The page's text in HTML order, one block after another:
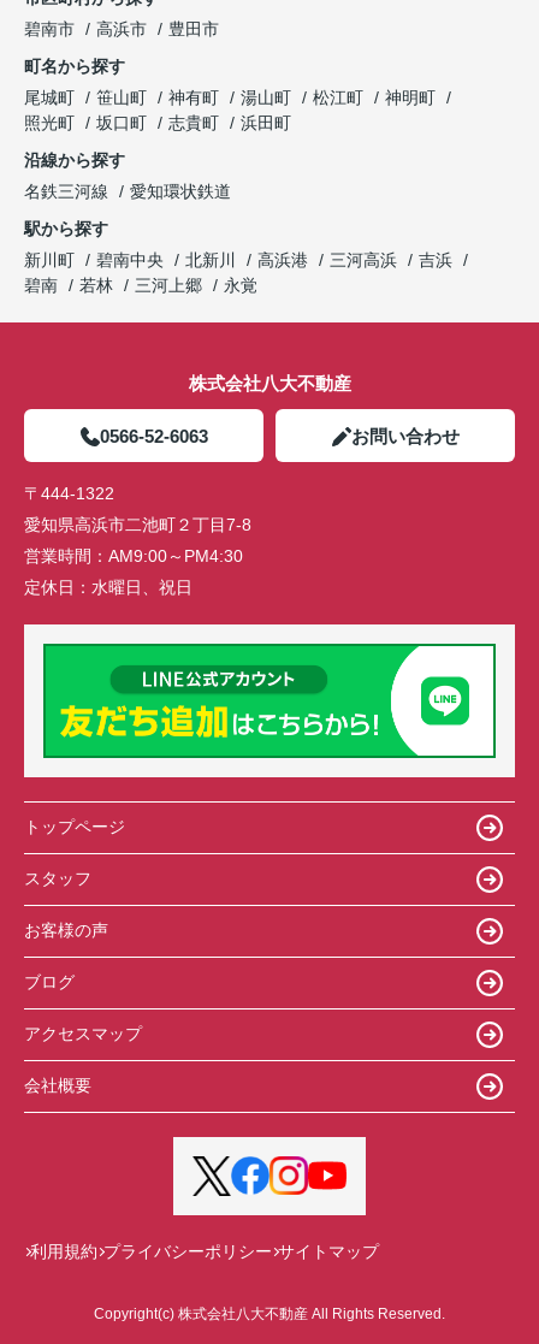
碧南市
高浜市
豊田市
町名から探す
尾城町
笹山町 神有町 湯山町 松江町
神明町
照光町
坂口町 志貴町
浜田町
沿線から探す
名鉄三河線
愛知環状鉄道
駅から探す
新川町
碧南中央 北新川 高浜港 三河高浜
吉浜
碧南
若林 三河上郷 永覚
株式会社八大不動産
0566-52-6063 お問い合わせ
〒444-1322
愛知県高浜市二池町２丁目7-8
営業時間： AM9:00～PM4:30
定休日： 水曜日、祝日
トップページ
スタッフ
お客様の声
ブログ
アクセスマップ
会社概要
利用規約 プライバシーポリシー サイトマップ
Copyright(c) 株式会社八大不動産 All Rights Reserved.